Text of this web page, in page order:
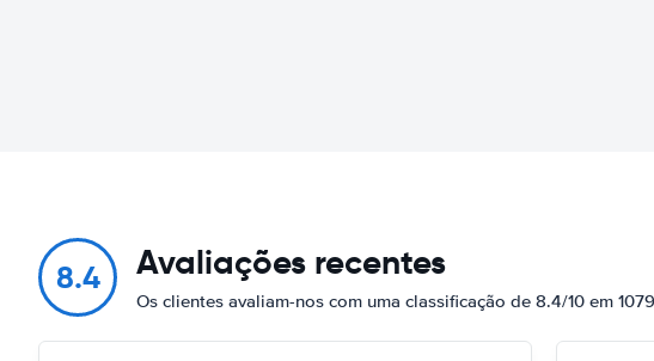
8.4 Avaliações recentes
Os clientes avaliam-nos com uma classificação de 8.4/10 em